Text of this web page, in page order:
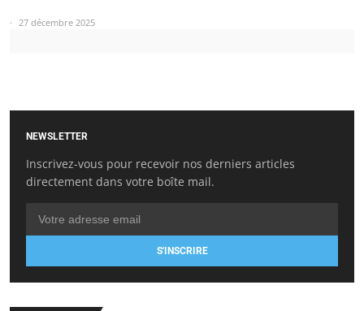
27 décembre 2025
NEWSLETTER
Inscrivez-vous pour recevoir nos derniers articles
directement dans votre boîte mail.
S'INSCRIRE